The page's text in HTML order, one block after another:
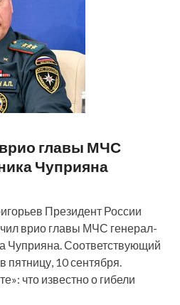
главы МЧС
Чуприяна
Президент России
врио главы МЧС генерал-
Чуприяна. Соответствующий
пятницу, 10 сентября.
что известно о гибели